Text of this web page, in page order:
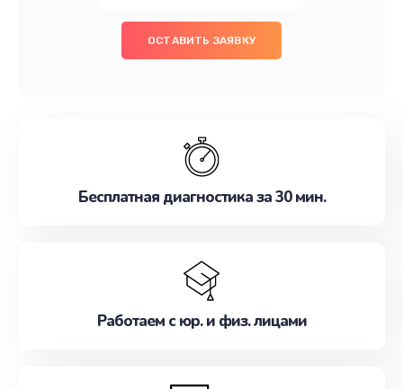
ОСТАВИТЬ ЗАЯВКУ
Бесплатная диагностика за 30 мин.
Работаем с юр. и физ. лицами